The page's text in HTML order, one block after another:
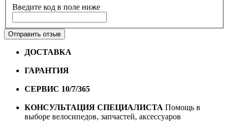
Введите код в поле ниже
Отправить отзыв
ДОСТАВКА
ГАРАНТИЯ
СЕРВИС 10/7/365
КОНСУЛЬТАЦИЯ СПЕЦИАЛИСТА Помощь в
выборе велосипедов, запчастей, аксессуаров